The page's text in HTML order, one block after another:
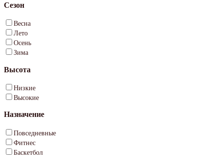
Сезон
Весна
Лето
Осень
Зима
Высота
Низкие
Высокие
Назначение
Повседневные
Фитнес
Баскетбол